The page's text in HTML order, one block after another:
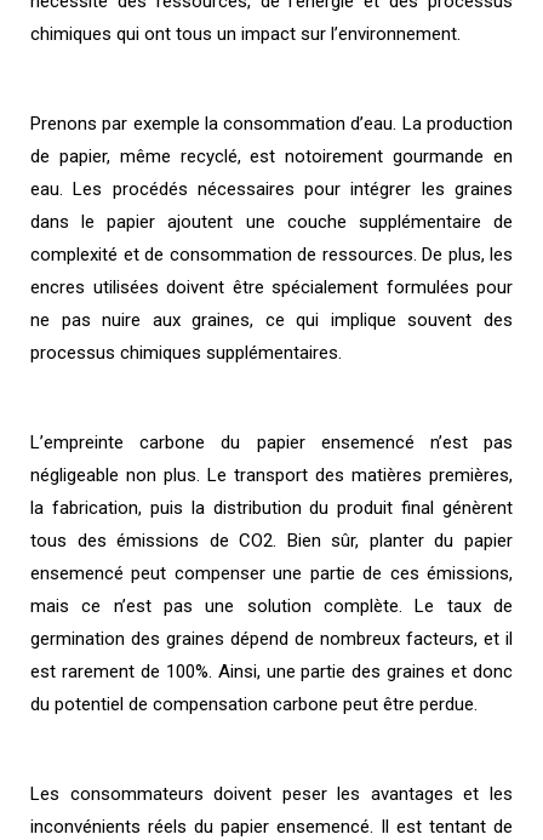
chimiques qui ont tous un impact sur l’environnement.
Prenons par exemple la consommation d’eau. La production
de papier, même recyclé, est notoirement gourmande en
eau. Les procédés nécessaires pour intégrer les graines
dans le papier ajoutent une couche supplémentaire de
complexité et de consommation de ressources. De plus, les
encres utilisées doivent être spécialement formulées pour
ne pas nuire aux graines, ce qui implique souvent des
processus chimiques supplémentaires.
L’empreinte carbone du papier ensemencé n’est pas
négligeable non plus. Le transport des matières premières,
la fabrication, puis la distribution du produit final génèrent
tous des émissions de CO2. Bien sûr, planter du papier
ensemencé peut compenser une partie de ces émissions,
mais ce n’est pas une solution complète. Le taux de
germination des graines dépend de nombreux facteurs, et il
est rarement de 100%. Ainsi, une partie des graines et donc
du potentiel de compensation carbone peut être perdue.
Les consommateurs doivent peser les avantages et les
inconvénients réels du papier ensemencé. Il est tentant de